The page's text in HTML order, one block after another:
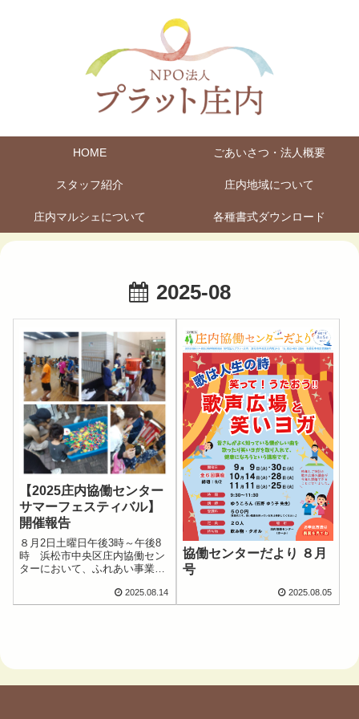
HOME ごあいさつ・法人概要
スタッフ紹介 庄内地域について
庄内マルシェについて 各種書式ダウンロード
2025-08
【2025庄内協働センター
サマーフェスティバル】
開催報告
８月2日土曜日午後3時～午後8
時 浜松市中央区庄内協働セン
ターにおいて、ふれあい事業夏
ーフェスティバル」が開催され
ました。 来場者数も昨年より
2025.08.14
協働センターだより ８月
号
2025.08.05